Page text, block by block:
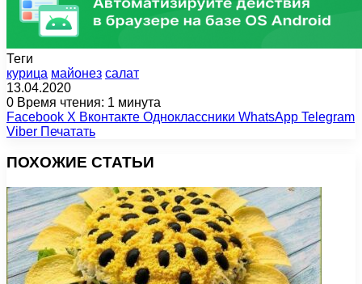
Теги
курица майонез салат
13.04.2020
0 Время чтения: 1 минута
Facebook X Вконтакте Одноклассники WhatsApp Telegram
Viber Печатать
ПОХОЖИЕ СТАТЬИ